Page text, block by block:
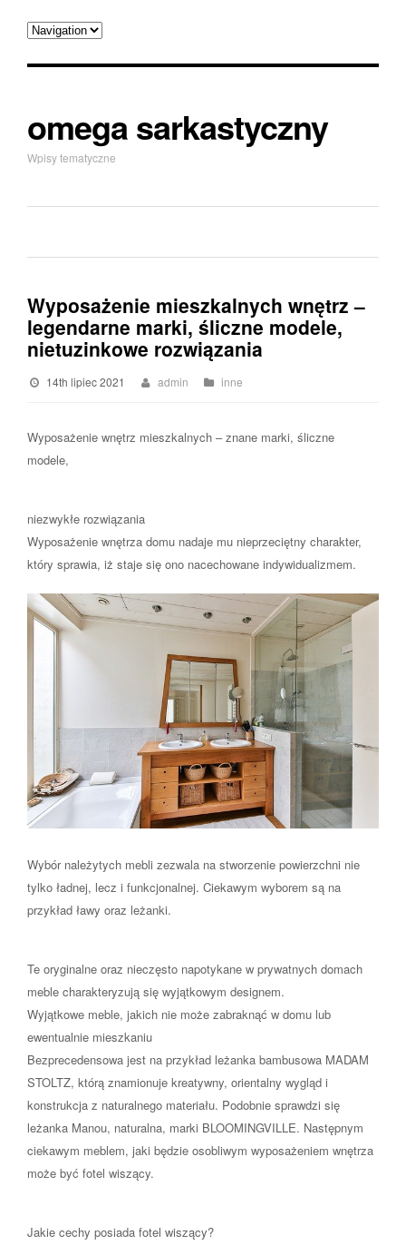
omega sarkastyczny
Wpisy tematyczne
Wyposażenie mieszkalnych wnętrz –
legendarne marki, śliczne modele,
nietuzinkowe rozwiązania
14th lipiec 2021 admin inne
Wyposażenie wnętrz mieszkalnych – znane marki, śliczne
modele,
niezwykłe rozwiązania
Wyposażenie wnętrza domu nadaje mu nieprzeciętny charakter,
który sprawia, iż staje się ono nacechowane indywidualizmem.
Wybór należytych mebli zezwala na stworzenie powierzchni nie
tylko ładnej, lecz i funkcjonalnej. Ciekawym wyborem są na
przykład ławy oraz leżanki.
Te oryginalne oraz nieczęsto napotykane w prywatnych domach
meble charakteryzują się wyjątkowym designem.
Wyjątkowe meble, jakich nie może zabraknąć w domu lub
ewentualnie mieszkaniu
Bezprecedensowa jest na przykład leżanka bambusowa MADAM
STOLTZ, którą znamionuje kreatywny, orientalny wygląd i
konstrukcja z naturalnego materiału. Podobnie sprawdzi się
leżanka Manou, naturalna, marki BLOOMINGVILLE. Następnym
ciekawym meblem, jaki będzie osobliwym wyposażeniem wnętrza
może być fotel wiszący.
Jakie cechy posiada fotel wiszący?